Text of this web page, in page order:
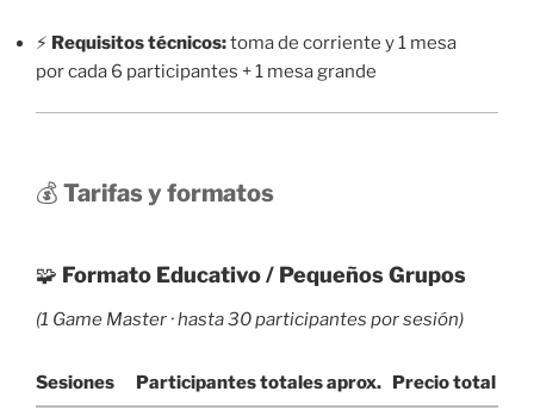
⚡ Requisitos técnicos:toma de corriente y 1 mesa
por cada 6 participantes + 1 mesa grande
💰 Tarifas y formatos
🧩 Formato Educativo / Pequeños Grupos
(1 Game Master · hasta 30 participantes por sesión)
Sesiones Participantes totales aprox. Precio total